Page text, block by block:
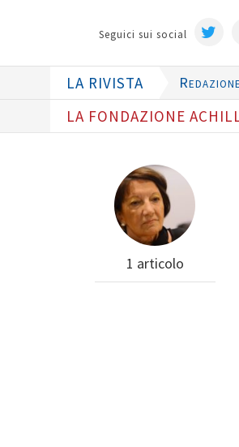
Seguici sui social
LA RIVISTA Redazione
LA FONDAZIONE
1 articolo